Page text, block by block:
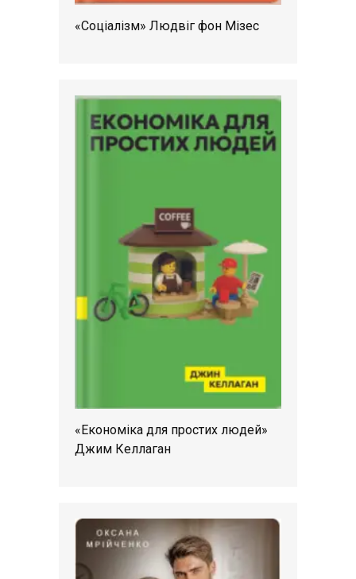
«Соціалізм» Людвіг фон Мізес
«Економіка для простих людей»
Джим Келлаган